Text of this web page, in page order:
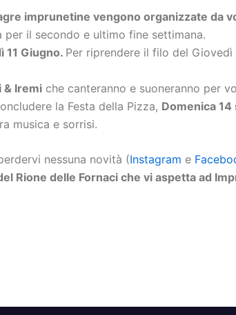
imprunetine vengono organizzate da
il secondo e ultimo fine settimana.
11 Giugno. Per riprendere il filo del
& Iremi che canteranno e suoneranno per
la Festa della Pizza, Domenica
musica e sorrisi.
nessuna novità (Instagram e
Rione delle Fornaci che vi aspetta ad